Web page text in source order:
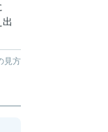
見方